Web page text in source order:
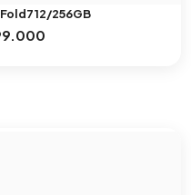
12/256GB